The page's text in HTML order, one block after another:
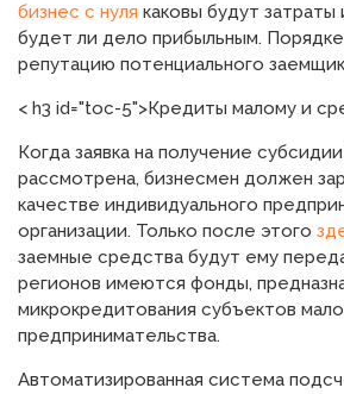
бизнес с нуля каковы будут затраты
будет ли дело прибыльным.
репутацию потенциального
< h3 id="toc-5">Кредиты малому и
Когда заявка на получение
рассмотрена, бизнесмен должен
качестве индивидуального
организации. Только после этого
заемные средства будут ему
регионов имеются фонды,
микрокредитования субъектов
предпринимательства.
Автоматизированная система